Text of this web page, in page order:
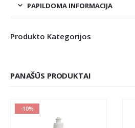
PAPILDOMA INFORMACIJA
Produkto Kategorijos
PANAŠŪS PRODUKTAI
-10%